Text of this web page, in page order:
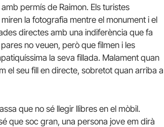
permís de Raimon. Els turistes
la fotografia mentre el monument i el
directes amb una indiferència que fa
no veuen, però que filmen i les
la seva fillada. Malament quan
el seu fill en directe, sobretot quan arriba a
que no sé llegir llibres en el mòbil.
que soc gran, una persona jove em dirà